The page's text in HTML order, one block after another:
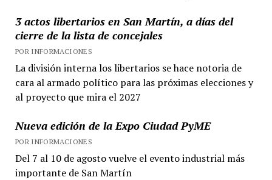
3 actos libertarios en San Martín, a días del
cierre de la lista de concejales
POR INFORMACIONES
La división interna los libertarios se hace notoria de
cara al armado político para las próximas elecciones y
al proyecto que mira el 2027
Nueva edición de la Expo Ciudad PyME
POR INFORMACIONES
Del 7 al 10 de agosto vuelve el evento industrial más
importante de San Martín